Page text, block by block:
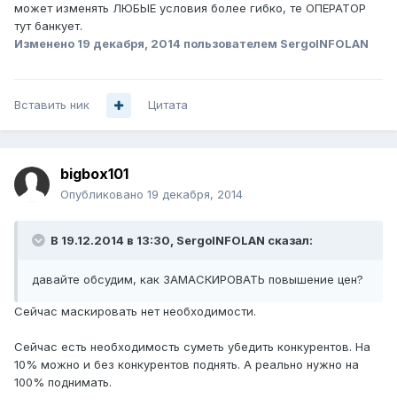
может изменять ЛЮБЫЕ условия более гибко, те ОПЕРАТОР
тут банкует.
Изменено 19 декабря, 2014 пользователем SergoINFOLAN
Вставить ник Цитата
bigbox101
Опубликовано 19 декабря, 2014
В 19.12.2014 в 13:30, SergoINFOLAN сказал:
давайте обсудим, как ЗАМАСКИРОВАТЬ повышение цен?
Сейчас маскировать нет необходимости.
Сейчас есть необходимость суметь убедить конкурентов. На
10% можно и без конкурентов поднять. А реально нужно на
100% поднимать.